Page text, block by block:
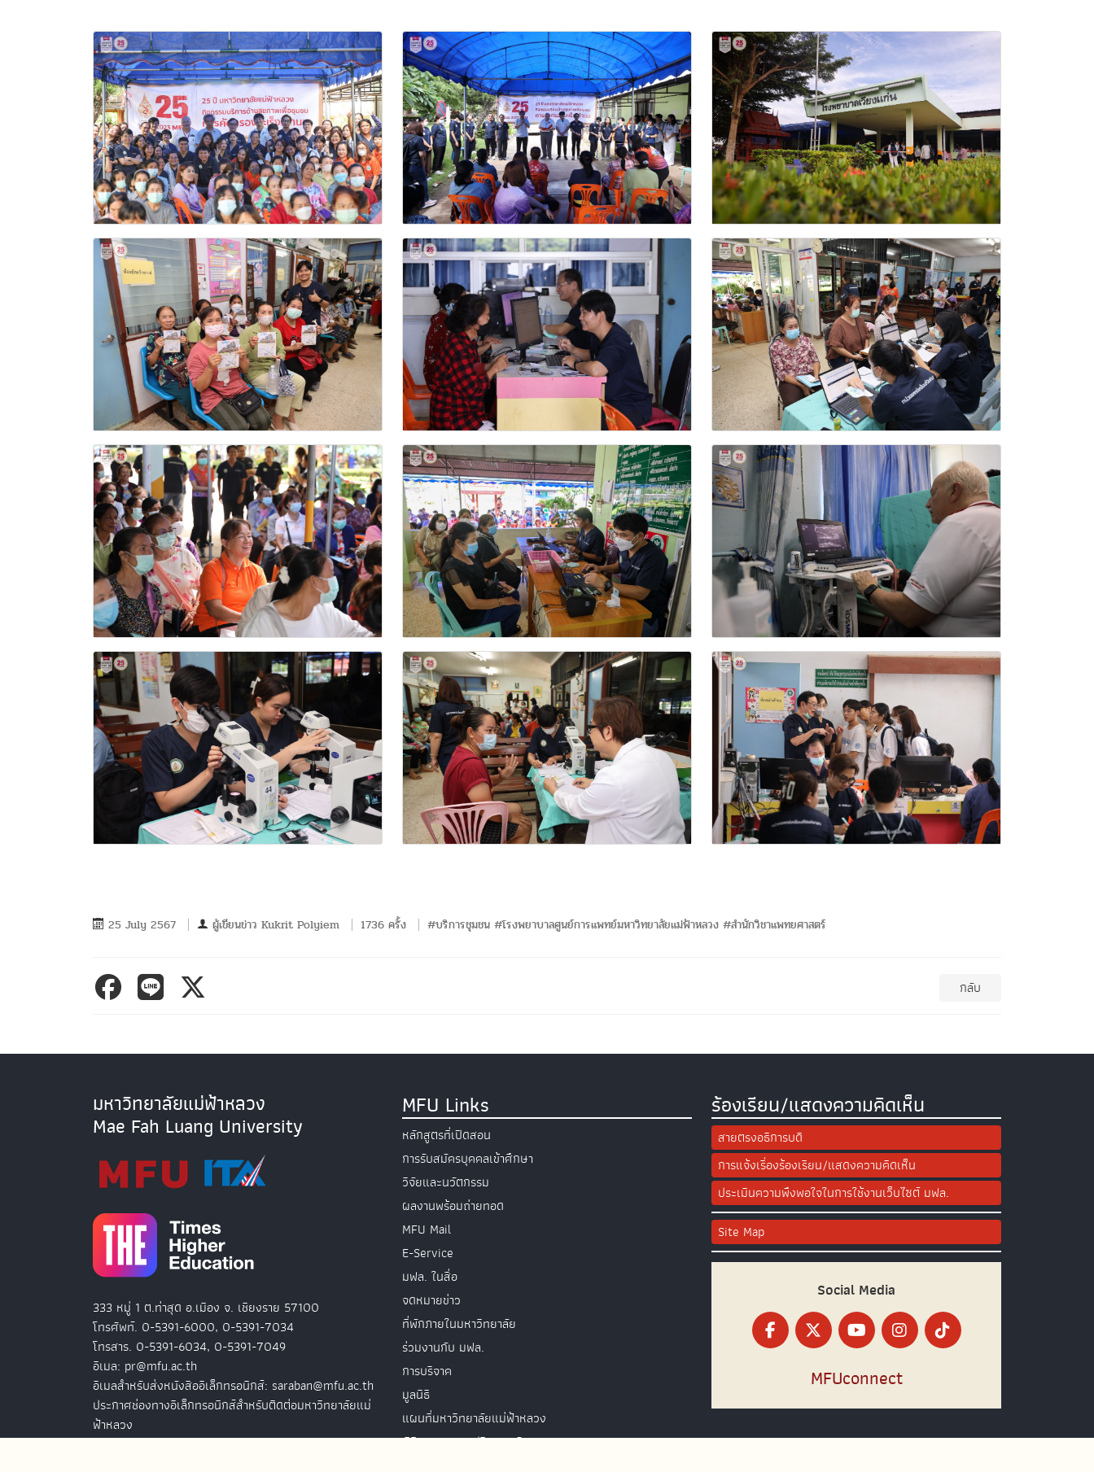
25 July 2567 ผู้เขียนข่าว Kukrit Polyiem 1736 ครั้ง #บริการชุมชน #โรงพยาบาลศูนย์การแพทย์มหาวิทยาลัยแม่ฟ้าหลวง #สำนักวิชาแพทยศาสตร์
กลับ
มหาวิทยาลัยแม่ฟ้าหลวง
Mae Fah Luang University
333 หมู่ 1 ต.ท่าสุด อ.เมือง จ. เชียงราย 57100
โทรศัพท์. 0-5391-6000, 0-5391-7034
โทรสาร. 0-5391-6034, 0-5391-7049
อีเมล: pr@mfu.ac.th
อีเมลสำหรับส่งหนังสืออิเล็กทรอนิกส์: saraban@mfu.ac.th
ประกาศช่องทางอิเล็กทรอนิกส์สำหรับติดต่อมหาวิทยาลัยแม่
ฟ้าหลวง
MFU Links
หลักสูตรที่เปิดสอน
การรับสมัครบุคคลเข้าศึกษา
วิจัยและนวัตกรรม
ผลงานพร้อมถ่ายทอด
MFU Mail
E-Service
มฟล. ในสื่อ
จดหมายข่าว
ที่พักภายในมหาวิทยาลัย
ร่วมงานกับ มฟล.
การบริจาค
มูลนิธิ
แผนที่มหาวิทยาลัยแม่ฟ้าหลวง
พิธีพระราชทานปริญญาบัตร
ร้องเรียน/แสดงความคิดเห็น
สายตรงอธิการบดี
การแจ้งเรื่องร้องเรียน/แสดงความคิดเห็น
ประเมินความพึงพอใจในการใช้งานเว็บไซต์ มฟล.
Site Map
Social Media
MFUconnect